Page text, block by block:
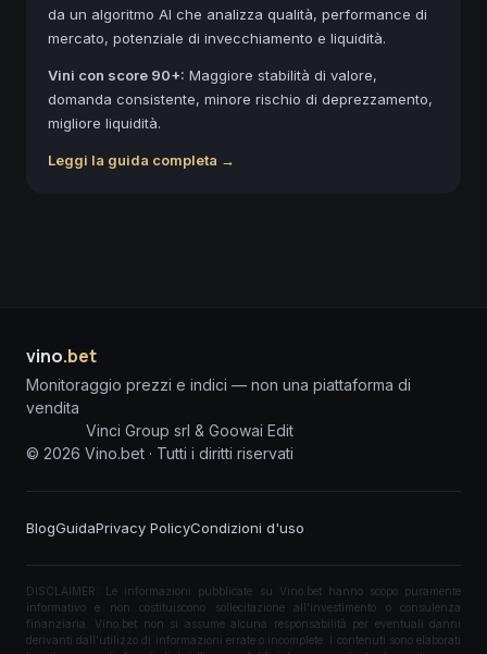
da un algoritmo AI che analizza qualità, performance di
mercato, potenziale di invecchiamento e liquidità.
Vini con score 90+: Maggiore stabilità di valore,
domanda consistente, minore rischio di deprezzamento,
migliore liquidità.
Leggi la guida completa →
vino.bet
Monitoraggio prezzi e indici — non una piattaforma di
vendita
Vinci Group srl & Goowai Edit
© 2026 Vino.bet · Tutti i diritti riservati
BlogGuidaPrivacy PolicyCondizioni d'uso
DISCLAIMER: Le informazioni pubblicate su Vino.bet hanno scopo puramente
informativo e non costituiscono sollecitazione all'investimento o consulenza
finanziaria. Vino.bet non si assume alcuna responsabilità per eventuali danni
derivanti dall'utilizzo di informazioni errate o incomplete. I contenuti sono elaborati